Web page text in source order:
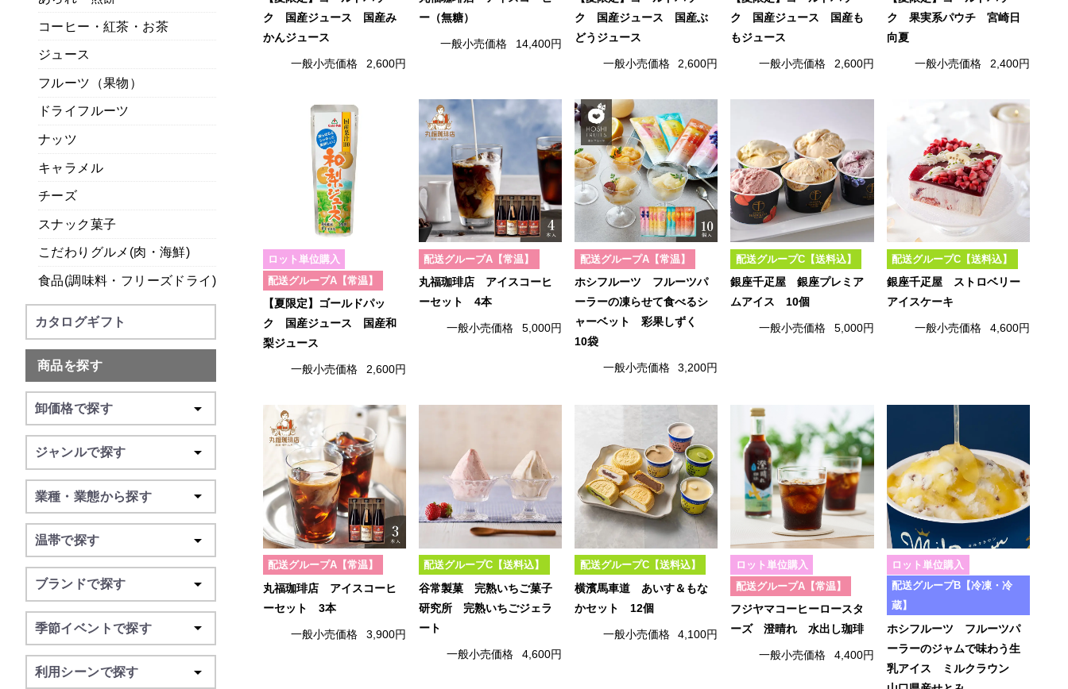
ク 国産ジュース 国産み
かんジュース
一般小売価格 2,600円
ー（無糖）
一般小売価格 14,400円
ク 国産ジュース 国産ぶ
どうジュース
一般小売価格 2,600円
ク 国産ジュース 国産も
もジュース
一般小売価格 2,600円
ク 果実系パウチ 宮崎日
向夏
一般小売価格 2,400円
ロット単位購入
配送グループA【常温】
【夏限定】ゴールドパッ
ク 国産ジュース 国産和
梨ジュース
一般小売価格 2,600円
配送グループA【常温】
丸福珈琲店 アイスコーヒ
ーセット 4本
一般小売価格 5,000円
配送グループA【常温】
ホシフルーツ フルーツパ
ーラーの凍らせて食べるシ
ャーベット 彩果しずく
10袋
一般小売価格 3,200円
配送グループC【送料込】
銀座千疋屋 銀座プレミア
ムアイス 10個
一般小売価格 5,000円
配送グループC【送料込】
銀座千疋屋 ストロベリー
アイスケーキ
一般小売価格 4,600円
配送グループA【常温】
丸福珈琲店 アイスコーヒ
ーセット 3本
一般小売価格 3,900円
配送グループC【送料込】
谷常製菓 完熟いちご菓子
研究所 完熟いちごジェラ
ート
一般小売価格 4,600円
配送グループC【送料込】
横濱馬車道 あいす＆もな
かセット 12個
一般小売価格 4,100円
ロット単位購入
配送グループA【常温】
フジヤマコーヒーロースタ
ーズ 澄晴れ 水出し珈琲
一般小売価格 4,400円
ロット単位購入
配送グループB【冷凍・冷
蔵】
ホシフルーツ フルーツパ
ーラーのジャムで味わう生
乳アイス ミルクラウン
コーヒー・紅茶・お茶
ジュース
フルーツ（果物）
ドライフルーツ
ナッツ
キャラメル
チーズ
スナック菓子
こだわりグルメ(肉・海鮮)
食品(調味料・フリーズドライ)
カタログギフト
商品を探す
卸価格で探す
ジャンルで探す
業種・業態から探す
温帯で探す
ブランドで探す
季節イベントで探す
利用シーンで探す